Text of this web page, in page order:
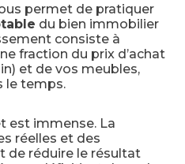
permet de pratiquer
du bien immobilier
consiste à
fraction du prix d’achat
et de vos meubles,
le temps.
est immense. La
réelles et des
de réduire le résultat